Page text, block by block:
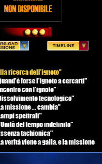
ricerca dell'ignoto"
forse l'ignoto a cercarti"
con l'ignoto"
tecnologico"
missione ... cambia"
spettrali"
del tempo indefinito"
tachionica"
verità viene a galla, e la missione
buona azione rimane